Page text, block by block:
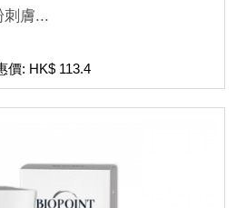
刺膚...
價: HK$ 113.4